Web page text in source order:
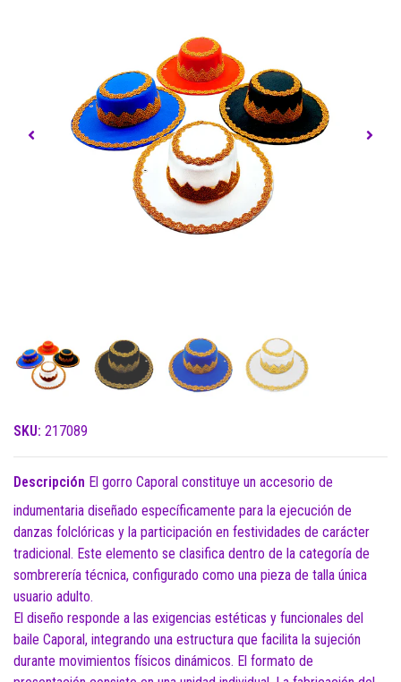
SKU: 217089
Descripción El gorro Caporal constituye un accesorio de
indumentaria diseñado específicamente para la ejecución de
danzas folclóricas y la participación en festividades de carácter
tradicional. Este elemento se clasifica dentro de la categoría de
sombrerería técnica, configurado como una pieza de talla única
usuario adulto.
El diseño responde a las exigencias estéticas y funcionales del
baile Caporal, integrando una estructura que facilita la sujeción
durante movimientos físicos dinámicos. El formato de